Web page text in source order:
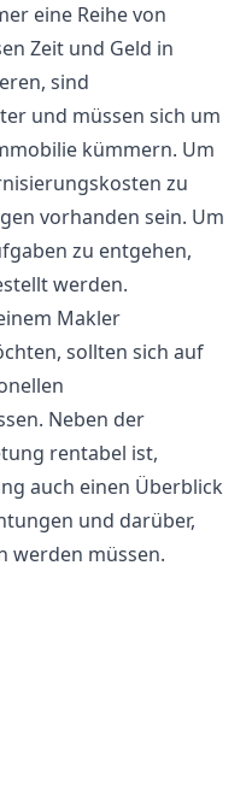
eine Reihe von
Zeit und Geld in
sind
und müssen sich um
kümmern. Um
zu
vorhanden sein. Um
zu entgehen,
werden.
Makler
sollten sich auf
Neben der
rentabel ist,
auch einen Überblick
und darüber,
werden müssen.